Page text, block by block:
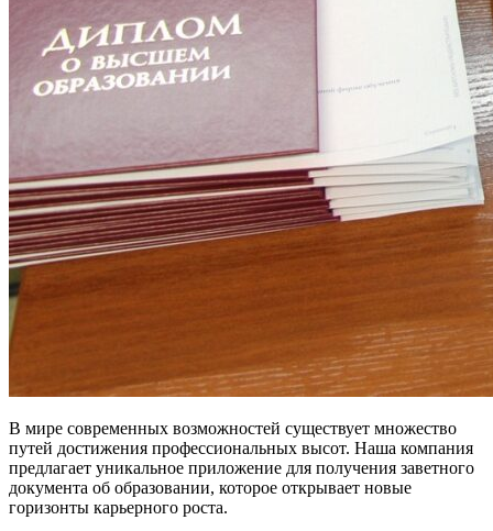
В мире современных возможностей существует множество
путей достижения профессиональных высот. Наша компания
предлагает уникальное приложение для получения заветного
документа об образовании, которое открывает новые
горизонты карьерного роста.